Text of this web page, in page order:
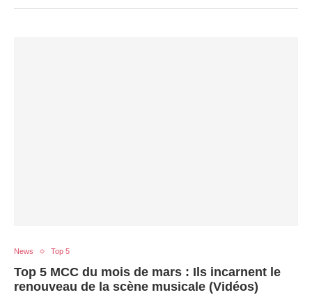
News Top 5
Top 5 MCC du mois de mars : Ils incarnent le
renouveau de la scène musicale (Vidéos)